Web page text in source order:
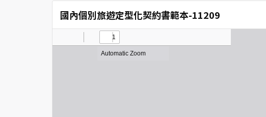
國內個別旅遊定型化契約書範本-11209